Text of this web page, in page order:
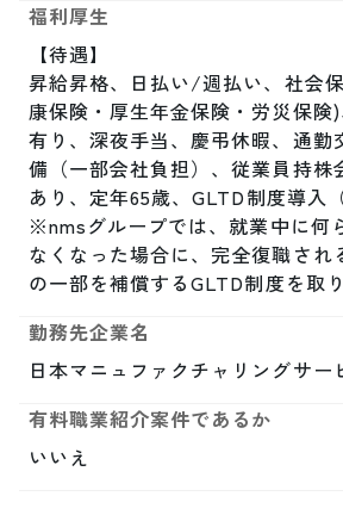
福利厚生
【待遇】
昇給昇格、日払い/週払い、社会
康保険・厚生年金保険・労災保険
有り、深夜手当、慶弔休暇、通勤
備（一部会社負担）、従業員持株
あり、定年65歳、GLTD制度導入
※nmsグループでは、就業中に何
なくなった場合に、完全復職され
の一部を補償するGLTD制度を取
勤務先企業名
日本マニュファクチャリングサー
有料職業紹介案件であるか
いいえ